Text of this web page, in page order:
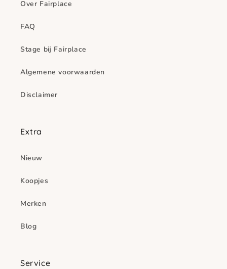
Over Fairplace
FAQ
Stage bij Fairplace
Algemene voorwaarden
Disclaimer
Extra
Nieuw
Koopjes
Merken
Blog
Service